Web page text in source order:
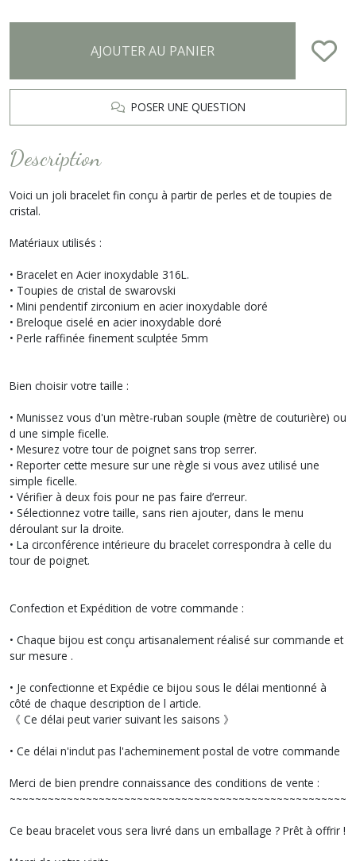
AJOUTER AU PANIER
POSER UNE QUESTION
Description
Voici un joli bracelet fin conçu à partir de perles et de toupies de
cristal.
Matériaux utilisés :
• Bracelet en Acier inoxydable 316L.
• Toupies de cristal de swarovski
• Mini pendentif zirconium en acier inoxydable doré
• Breloque ciselé en acier inoxydable doré
• Perle raffinée finement sculptée 5mm
Bien choisir votre taille :
• Munissez vous d'un mètre-ruban souple (mètre de couturière) ou
d une simple ficelle.
• Mesurez votre tour de poignet sans trop serrer.
• Reporter cette mesure sur une règle si vous avez utilisé une
simple ficelle.
• Vérifier à deux fois pour ne pas faire d’erreur.
• Sélectionnez votre taille, sans rien ajouter, dans le menu
déroulant sur la droite.
• La circonférence intérieure du bracelet correspondra à celle du
tour de poignet.
Confection et Expédition de votre commande :
• Chaque bijou est conçu artisanalement réalisé sur commande et
sur mesure .
• Je confectionne et Expédie ce bijou sous le délai mentionné à
côté de chaque description de l article.
《 Ce délai peut varier suivant les saisons 》
• Ce délai n'inclut pas l'acheminement postal de votre commande
Merci de bien prendre connaissance des conditions de vente :
Ce beau bracelet vous sera livré dans un emballage ? Prêt à offrir !